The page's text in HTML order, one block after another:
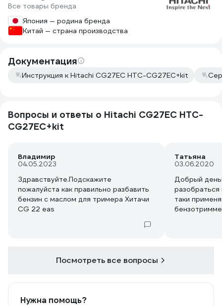
Все товары бренда
Япония — родина бренда
Китай — страна производства
Документация
Инструкция к Hitachi CG27EC HTC-CG27EC+kit
Вопросы и ответы о Hitachi CG27EC HTC-
CG27EC+kit
Владимир
04.05.2023
Здравствуйте.Подскажите
пожалуйста как правильно разбавить
бензин с маслом для тримера Хитачи
CG 22 eas
Татьяна
03.06.2020
Добрый
таки
Посмотреть все вопросы
Нужна помощь?